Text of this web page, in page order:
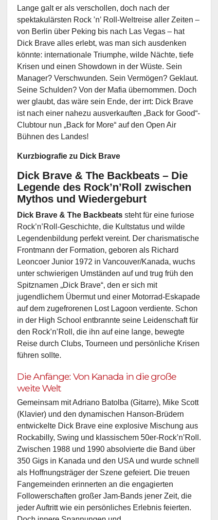
Lange galt er als verschollen, doch nach der
spektakulärsten Rock ’n’ Roll-Weltreise aller Zeiten –
von Berlin über Peking bis nach Las Vegas – hat
Dick Brave alles erlebt, was man sich ausdenken
könnte: internationale Triumphe, wilde Nächte, tiefe
Krisen und einen Showdown in der Wüste. Sein
Manager? Verschwunden. Sein Vermögen? Geklaut.
Seine Schulden? Von der Mafia übernommen. Doch
wer glaubt, das wäre sein Ende, der irrt: Dick Brave
ist nach einer nahezu ausverkauften „Back for Good“-
Clubtour nun „Back for More“ auf den Open Air
Bühnen des Landes!
Kurzbiografie zu Dick Brave
Dick Brave & The Backbeats – Die
Legende des Rock’n’Roll zwischen
Mythos und Wiedergeburt
Dick Brave & The Backbeats steht für eine furiose
Rock’n’Roll-Geschichte, die Kultstatus und wilde
Legendenbildung perfekt vereint. Der charismatische
Frontmann der Formation, geboren als Richard
Leoncoer Junior 1972 in Vancouver/Kanada, wuchs
unter schwierigen Umständen auf und trug früh den
Spitznamen „Dick Brave“, den er sich mit
jugendlichem Übermut und einer Motorrad-Eskapade
auf dem zugefrorenen Lost Lagoon verdiente. Schon
in der High School entbrannte seine Leidenschaft für
den Rock’n’Roll, die ihn auf eine lange, bewegte
Reise durch Clubs, Tourneen und persönliche Krisen
führen sollte.
Die Anfänge: Von Kanada in die große
weite Welt
Gemeinsam mit Adriano Batolba (Gitarre), Mike Scott
(Klavier) und den dynamischen Hanson-Brüdern
entwickelte Dick Brave eine explosive Mischung aus
Rockabilly, Swing und klassischem 50er-Rock’n’Roll.
Zwischen 1988 und 1990 absolvierte die Band über
350 Gigs in Kanada und den USA und wurde schnell
als Hoffnungsträger der Szene gefeiert. Die treuen
Fangemeinden erinnerten an die engagierten
Followerschaften großer Jam-Bands jener Zeit, die
jeder Auftritt wie ein persönliches Erlebnis feierten.